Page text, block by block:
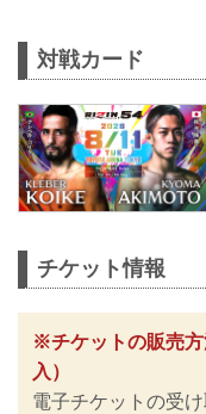
対戦カード
チケット情報
※チケットの販売
入）
電子チケットの受